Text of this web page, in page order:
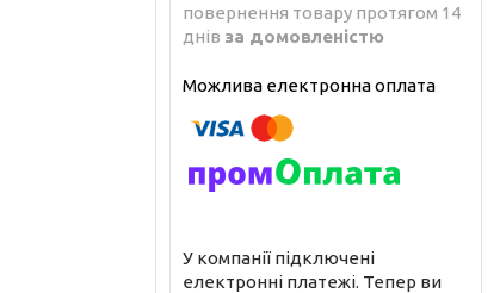
повернення товару протягом 14
днів за домовленістю
У компанії підключені
електронні платежі. Тепер ви